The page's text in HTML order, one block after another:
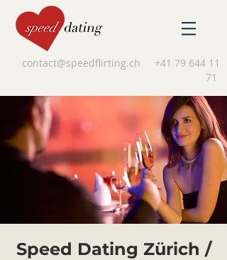
contact@speedflirting.ch
+41 79 644 11
71
Speed Dating Zürich /